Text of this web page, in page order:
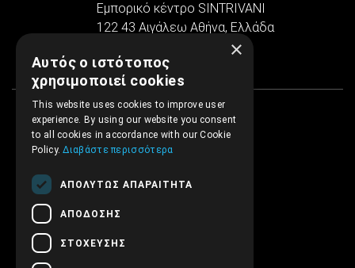
Εμπορικό κέντρο SINTRIVANI
122 43 Αιγάλεω Αθήνα, Ελλάδα
×
Αυτός ο ιστότοπος
χρησιμοποιεί cookies
This website uses cookies to improve user
experience. By using our website you consent
to all cookies in accordance with our Cookie
Policy.Διαβάστε περισσότερα
ΑΠΟΛΎΤΩΣ ΑΠΑΡΑΊΤΗΤΑ
ΑΠΌΔΟΣΗΣ
ΣΤΌΧΕΥΣΗΣ